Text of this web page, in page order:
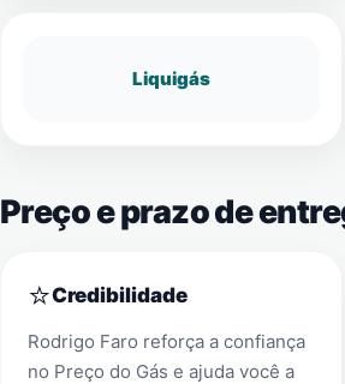
Liquigás
Preço e prazo de
⭐Credibilidade
Rodrigo Faro reforça a confiança
no Preço do Gás e ajuda você a